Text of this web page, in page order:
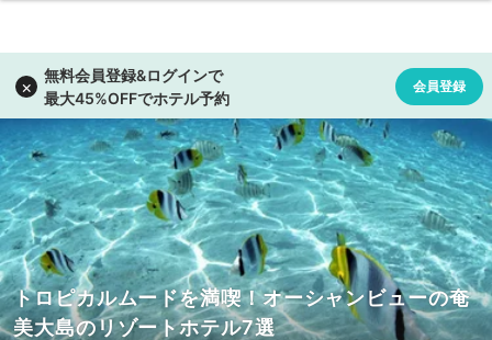
トロピカルムードを満喫！オーシャンビューの奄
美大島のリゾートホテル7選